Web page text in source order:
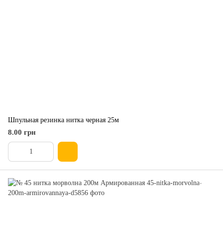
Шпульная резинка нитка черная 25м
8.00 грн